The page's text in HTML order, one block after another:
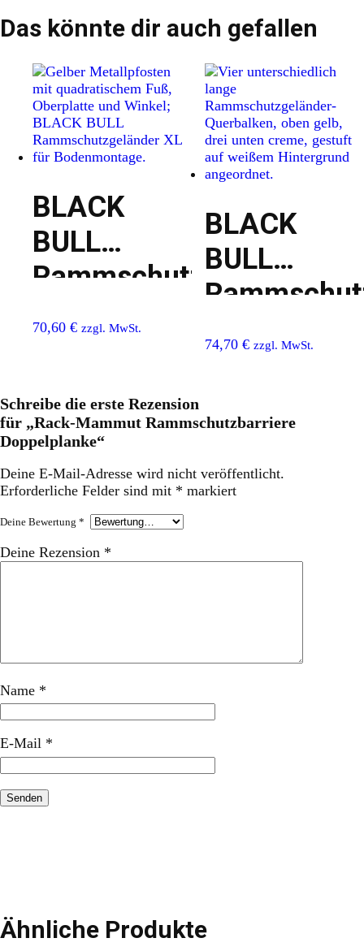
Das könnte dir auch gefallen
BLACK
BULL
Rammschutzgeländer
Standpfosten
70,60 € zzgl. MwSt.
BLACK
BULL
74,70€ zzgl. MwSt.
Schreibe die erste Rezension
für „Rack-Mammut Rammschutzbarriere
Doppelplanke“
Deine E-Mail-Adresse wird nicht veröffentlicht.
Erforderliche Felder sind mit * markiert
Deine Bewertung *
Deine Rezension *
Name *
E-Mail *
Ähnliche Produkte